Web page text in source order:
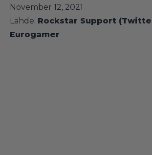
November 12, 2021
Lähde: Rockstar Support
Eurogamer